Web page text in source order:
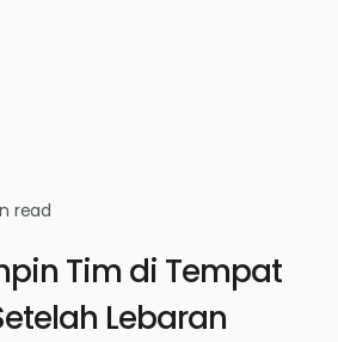
read
Tim di Tempat
Lebaran